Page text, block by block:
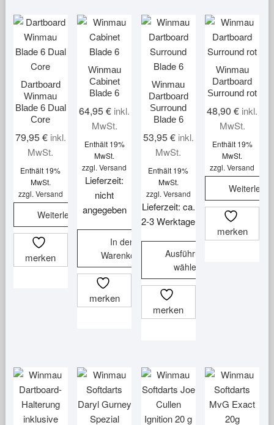
Dartboard
Winmau
Blade 6 Dual
Core
79,95€ inkl.
MwSt.
Enthält 19%
MwSt.
zzgl. Versand
Weiterlesen
merken
Winmau
Cabinet
Blade 6
64,95€ inkl.
MwSt.
Enthält 19%
MwSt.
zzgl.Versand
Lieferzeit:
nicht
angegeben
In den
Warenkorb
merken
Winmau
Dartboard
Surround
Blade 6
53,95€ inkl.
MwSt.
Enthält 19%
MwSt.
zzgl. Versand
Lieferzeit: ca.
2-3 Werktage
Ausführung
wählen
Dieses
Produkt
weist
Die
Optionen
können
auf
merken
Winmau
Dartboard
Surround rot
48,90€ inkl.
MwSt.
Enthält 19%
MwSt.
zzgl.Versand
merken